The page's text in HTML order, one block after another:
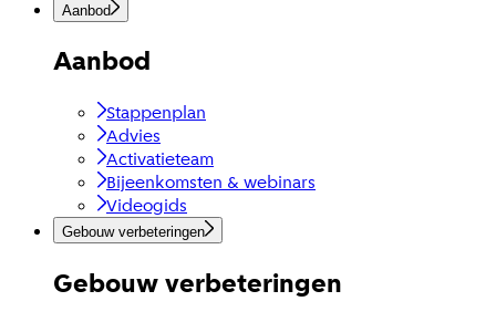
Aanbod
Aanbod
Stappenplan
Advies
Activatieteam
Bijeenkomsten & webinars
Videogids
Gebouw verbeteringen
Gebouw verbeteringen